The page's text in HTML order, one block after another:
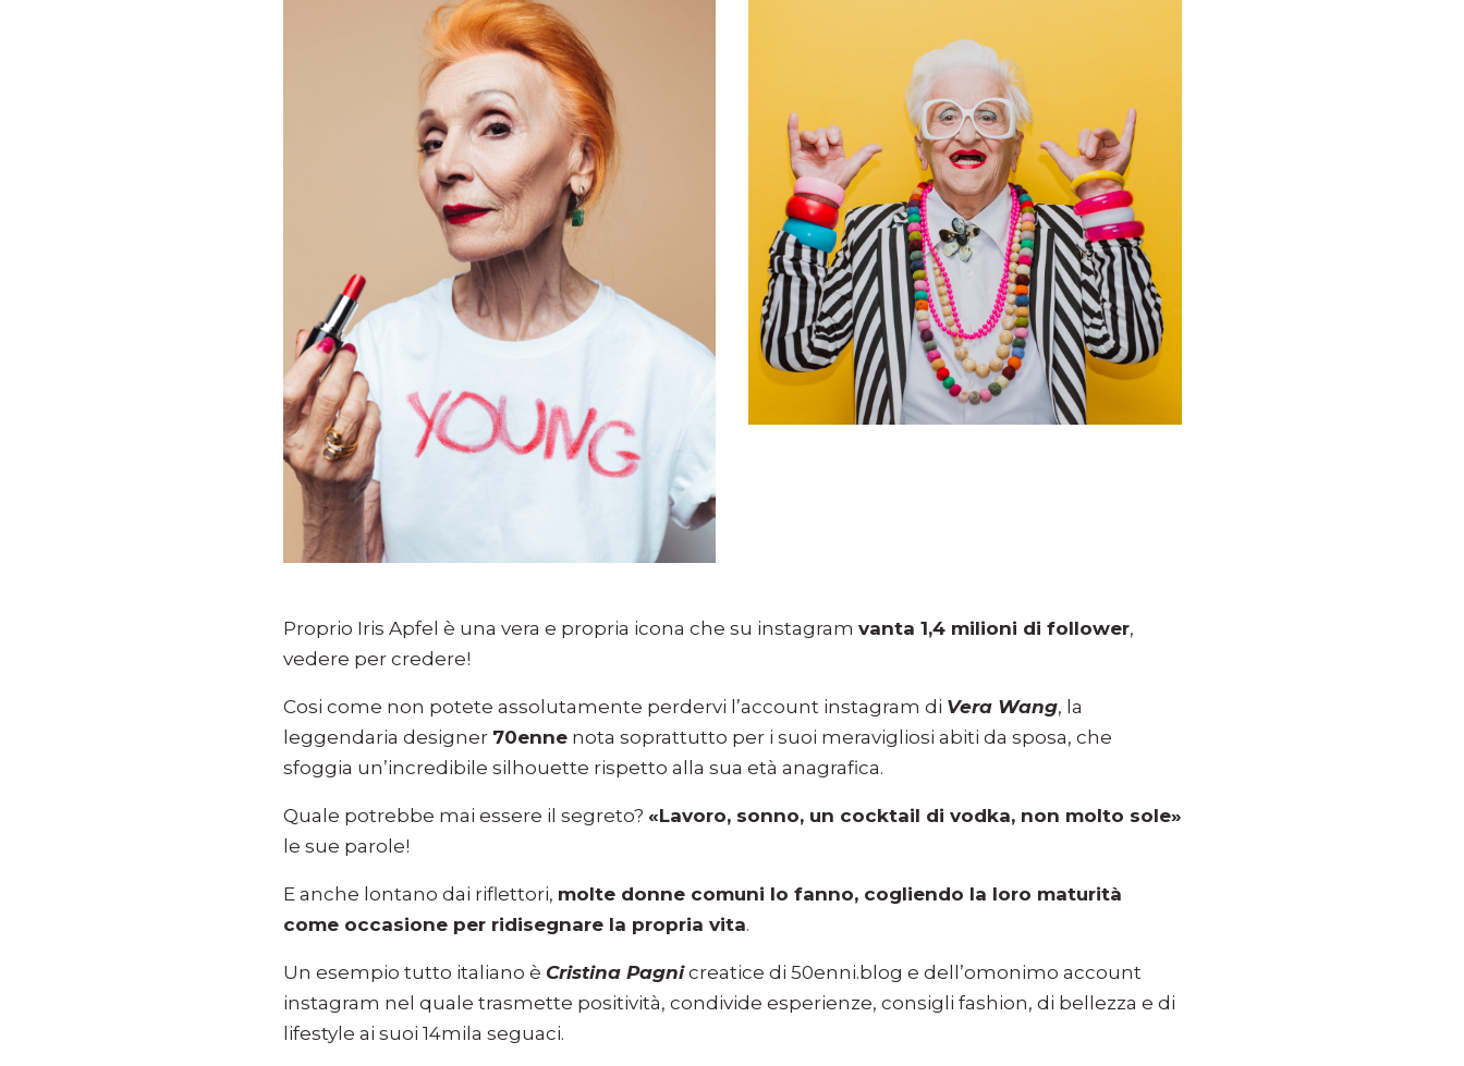
Proprio Iris Apfel è una vera e propria icona che su instagram vanta 1,4 milioni di follower,
vedere per credere!
Cosi come non potete assolutamente perdervi l’account instagram di Vera Wang, la
leggendaria designer 70ennenota soprattutto per i suoi meravigliosi abiti da sposa, che
sfoggia un’incredibile silhouette rispetto alla sua età anagrafica.
Quale potrebbe mai essere il segreto? «Lavoro, sonno, un cocktail di vodka, non molto sole»
le sue parole!
E anche lontano dai riflettori, molte donne comuni lo fanno, cogliendo la loro maturità
come occasione per ridisegnare la propria vita.
Un esempio tutto italiano è Cristina Pagnicreatice di 50enni.blog e dell’omonimo account
instagram nel quale trasmette positività, condivide esperienze, consigli fashion, di bellezza e di
lifestyle ai suoi 14mila seguaci.